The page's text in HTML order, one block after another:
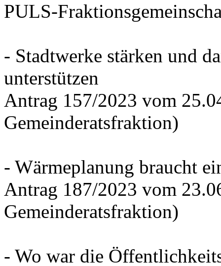
PULS-
- Stadtwerke stärken und
unterstützen
Antrag 157/2023 vom
Gemeinderatsfraktion)
- Wärmeplanung braucht
Antrag 187/2023 vom
Gemeinderatsfraktion)
- Wo war die